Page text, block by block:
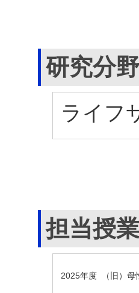
研究分野
ライフ
担当授
2025年度 （旧）母